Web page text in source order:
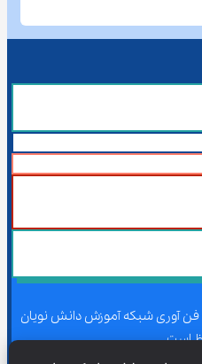
آوری شبکه آموزش دانش نویان
است.